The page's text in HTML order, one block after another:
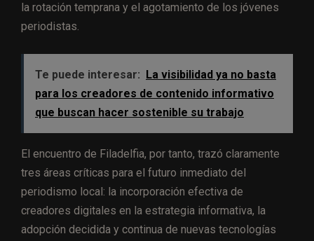
la rotación temprana y el agotamiento de los jóvenes
periodistas.
Te puede interesar:
La visibilidad ya no basta
para los creadores de contenido informativo
que buscan hacer sostenible su trabajo
El encuentro de Filadelfia, por tanto, trazó claramente
tres áreas críticas para el futuro inmediato del
periodismo local: la incorporación efectiva de
creadores digitales en la estrategia informativa, la
adopción decidida y continua de nuevas tecnologías